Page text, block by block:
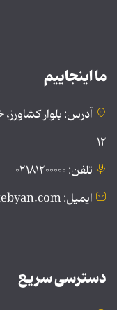
ما اینجاییم
آدرس: بلوار
۱۲
تلفن: ۰۲۱۸۱۲۰۰۰۰۰
ایمیل: public@tebyan.com
دسترسی سریع